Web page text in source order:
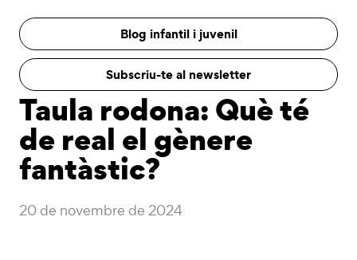
Blog infantil i juvenil
Subscriu-te al newsletter
Taula rodona: Què té
de real el gènere
fantàstic?
20 de novembre de 2024